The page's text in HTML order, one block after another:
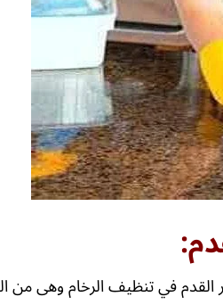
في تنظيف الرخام وهى من